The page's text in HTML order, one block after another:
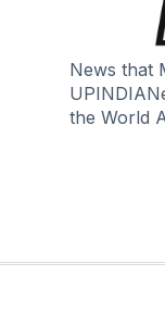
News that
the World